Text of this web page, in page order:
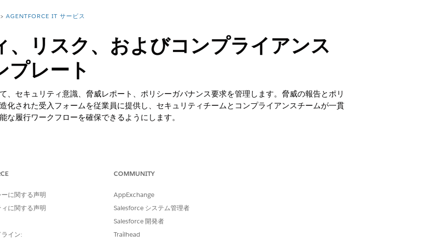
AGENTFORCE IT サービス
、リスク、およびコンプライアンス
プレート
、セキュリティ意識、脅威レポート、ポリシーガバナンス要求を管理します。脅威の報告とポリ
化された受入フォームを従業員に提供し、セキュリティチームとコンプライアンスチームが一貫
な履行ワークフローを確保できるようにします。
IT Service が付属する
Edition、Performance
ポリシー例外を要求する標準化された方法を従業員に提供します。
、セキュリティポリシーの例外を要求する標準化された方法を従業員に提供します。
に関する声明
に関する声明
イン:
COMMUNITY
AppExchange
Salesforce システム管理者
Salesforce 開発者
Trailhead